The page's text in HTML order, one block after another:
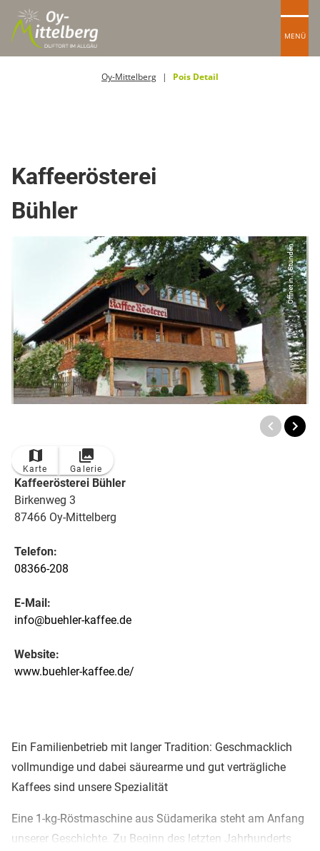
MENÜ
Oy-Mittelberg Pois Detail
Kaffeerösterei
Bühler
Öffnet in 1 Stunden
Karte Galerie
Kaffeerösterei Bühler
Birkenweg 3
87466 Oy-Mittelberg
Telefon:
08366-208
E-Mail:
info@buehler-kaffee.de
Website:
www.buehler-kaffee.de/
Ein Familienbetrieb mit langer Tradition: Geschmacklich
vollmundige und dabei säurearme und gut verträgliche
Kaffees sind unsere Spezialität
Eine 1-kg-Röstmaschine aus Südamerika steht am Anfang
unserer Geschichte. Zu Beginn des letzten Jahrhunderts